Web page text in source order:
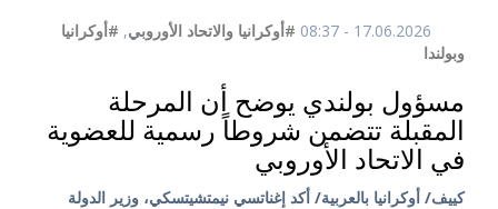
17.06.2026 - 08:37 #أوكرانيا والاتحاد الأوروبي, #أوكرانيا
وبولندا
مسؤول بولندي يوضح أن المرحلة
المقبلة تتضمن شروطاً رسمية للعضوية
في الاتحاد الأوروبي
كييف/ أوكرانيا بالعربية/ أكد إغناتسي نيمتشيتسكي، وزير الدولة